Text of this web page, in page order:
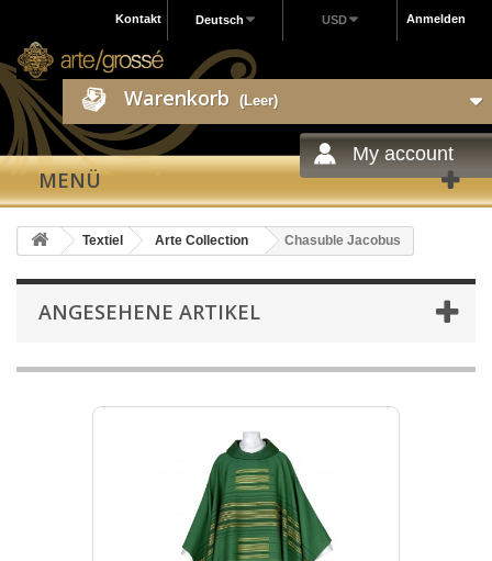
Anmelden
USD
Deutsch
Kontakt
Warenkorb (Leer)
My account
MENÜ
Textiel Arte Collection Chasuble Jacobus
ANGESEHENE ARTIKEL